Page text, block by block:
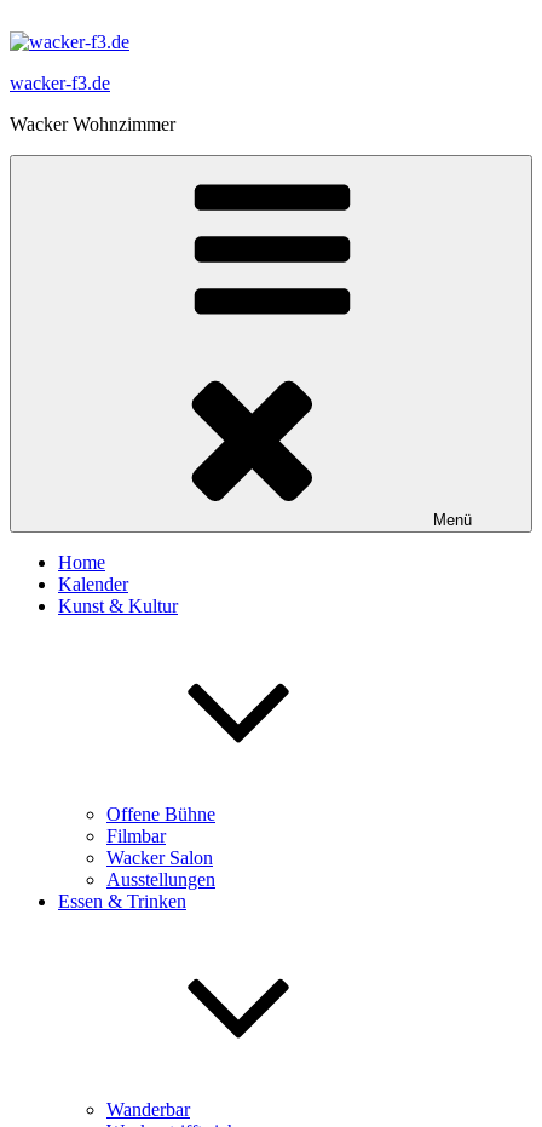
Inhalt
wacker-f3.de
Wacker Wohnzimmer
Menü
Home
Kalender
Kunst & Kultur
Offene Bühne
Filmbar
Wacker Salon
Ausstellungen
Essen & Trinken
Wanderbar